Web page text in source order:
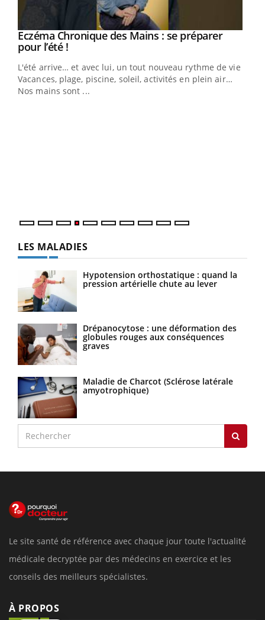
Youtube
Eczéma Chronique des Mains : se préparer
pour l’été !Youtube
L'été arrive… et avec lui, un tout nouveau rythme de vie !
Vacances, plage, piscine, soleil, activités en plein air…
Nos mains sont ...
LES MALADIES
Hypotension orthostatique : quand la
pression artérielle chute au lever
Drépanocytose : une déformation des
globules rouges aux conséquences
graves
Maladie de Charcot (Sclérose latérale
amyotrophique)
Le site santé de référence avec chaque jour toute l'actualité
médicale decryptée par des médecins en exercice et les
conseils des meilleurs spécialistes.
À PROPOS